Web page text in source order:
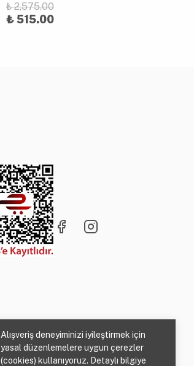
Alışveriş deneyiminizi iyileştirmek için
yasal düzenlemelere uygun çerezler
(cookies) kullanıyoruz. Detaylı bilgiye
₺ 2,575.00
₺ 515.00